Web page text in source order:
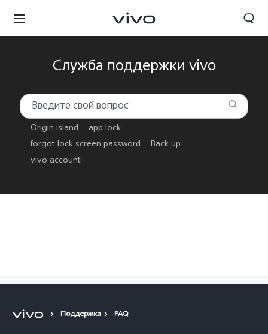
Служба поддержки vivo
Origin island
app lock
forgot lock screen password
Back up
vivo account
Поддержка FAQ